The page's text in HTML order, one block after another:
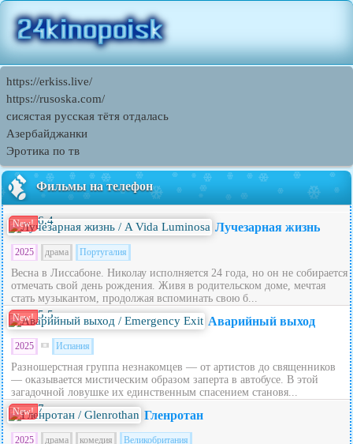
https://erkiss.live/
https://rusoska.com/
сисястая русская тётя отдалась
Азербайджанки
Эротика по тв
Фильмы на телефон
New! 6.4 Лучезарная жизнь
2025 драма Португалия
Весна в Лиссабоне. Николау исполняется 24 года, но он не собирается
отмечать свой день рождения. Живя в родительском доме, мечтая
стать музыкантом, продолжая вспоминать свою б...
New! 5.5 Аварийный выход
2025 Испания
Разношерстная группа незнакомцев — от артистов до священников
— оказывается мистическим образом заперта в автобусе. В этой
загадочной ловушке их единственным спасением становя...
New! 7 Гленротан
2025 драма комедия Великобритания